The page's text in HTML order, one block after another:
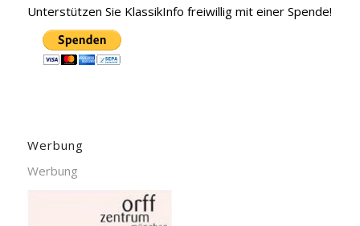
Unterstützen Sie KlassikInfo freiwillig mit einer Spende!
Werbung
Werbung